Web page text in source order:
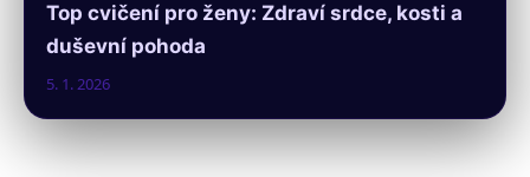
Top cvičení pro ženy: Zdraví srdce, kosti a
duševní pohoda
5. 1. 2026